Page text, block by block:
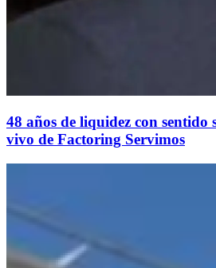
48 años de liquidez con sentido
vivo de Factoring Servimos